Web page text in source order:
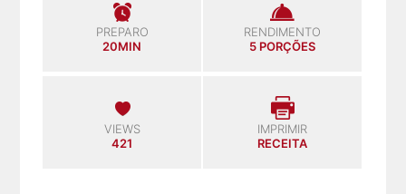
PREPARO
20MIN
RENDIMENTO
5 PORÇÕES
VIEWS
421
IMPRIMIR
RECEITA